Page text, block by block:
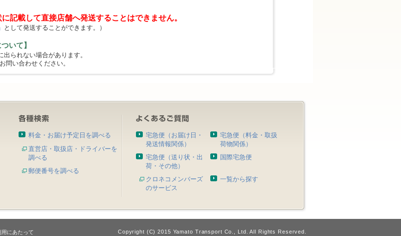
記載して直接店舗へ発送することはできません。
として発送することができます。）
いて】
られない場合があります。
問い合わせください。
料金・お届け予定日を調べる
直営店・取扱店・ドライバーを
調べる
郵便番号を調べる
宅急便（お届け日・
発送情報関係）
宅急便（料金・取扱
荷物関係）
宅急便（送り状・出
荷・その他）
国際宅急便
クロネコメンバーズ
のサービス
一覧から探す
にあたって Copyright (C) 2015 Yamato Transport Co., Ltd. All Rights Reserved.